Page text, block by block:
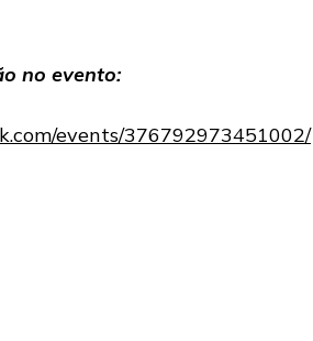
no evento:
events/376792973451002/